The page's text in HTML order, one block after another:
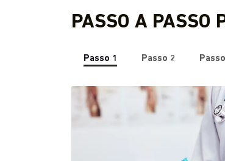
PASSO A PASSO
Passo 1 Passo 2